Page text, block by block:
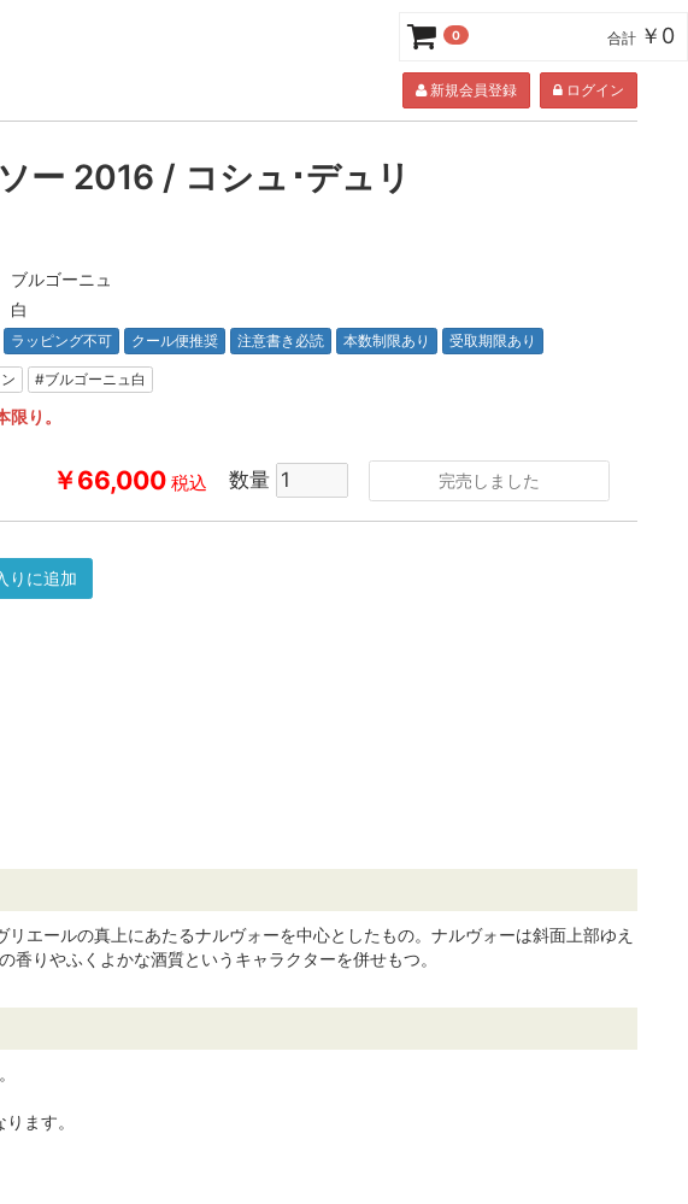
新規会員登録 ログイン
ー 2016 / コシュ･デュリ
ブルゴーニュ
白
ラッピング不可 クール便推奨 注意書き必読 本数制限あり 受取期限あり
#ブルゴーニュ白
限り。
￥66,000 税込 数量 完売しました
りに追加
エールの真上にあたるナルヴォーを中心としたもの。ナルヴォーは斜面上部ゆえ
りやふくよかな酒質というキャラクターを併せもつ。
ます。
0 合計 ￥0